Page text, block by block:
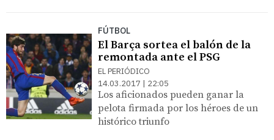
FÚTBOL
El Barça sortea el balón de la
remontada ante el PSG
EL PERIÓDICO
14.03.2017 | 22:05
Los aficionados pueden ganar la
pelota firmada por los héroes de un
histórico triunfo